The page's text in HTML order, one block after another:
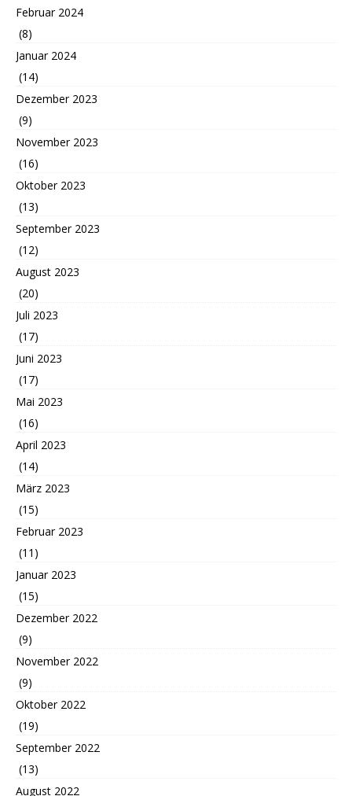
Februar 2024
(8)
Januar 2024
(14)
Dezember 2023
(9)
November 2023
(16)
Oktober 2023
(13)
September 2023
(12)
August 2023
(20)
Juli 2023
(17)
Juni 2023
(17)
Mai 2023
(16)
April 2023
(14)
März 2023
(15)
Februar 2023
(11)
Januar 2023
(15)
Dezember 2022
(9)
November 2022
(9)
Oktober 2022
(19)
September 2022
(13)
August 2022